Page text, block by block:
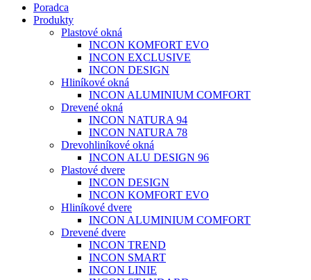
Poradca
Produkty
Plastové okná
INCON KOMFORT EVO
INCON EXCLUSIVE
INCON DESIGN
Hliníkové okná
INCON ALUMINIUM COMFORT
Drevené okná
INCON NATURA 94
INCON NATURA 78
Drevohliníkové okná
INCON ALU DESIGN 96
Plastové dvere
INCON DESIGN
INCON KOMFORT EVO
Hliníkové dvere
INCON ALUMINIUM COMFORT
Drevené dvere
INCON TREND
INCON SMART
INCON LINIE